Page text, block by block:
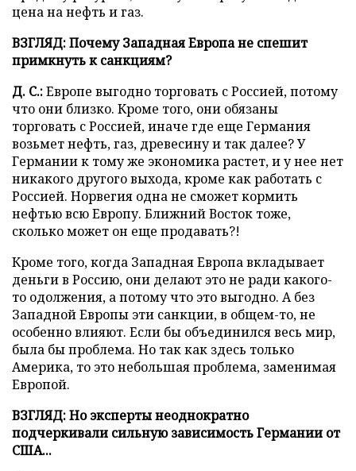
цена на нефть и газ.
ВЗГЛЯД: Почему Западная Европа не спешит
примкнуть к санкциям?
Д. С.:Европе выгодно торговать с Россией, потому
что они близко. Кроме того, они обязаны
торговать с Россией, иначе где еще Германия
возьмет нефть, газ, древесину и так далее? У
Германии к тому же экономика растет, и у нее нет
никакого другого выхода, кроме как работать с
Россией. Норвегия одна не сможет кормить
нефтью всю Европу. Ближний Восток тоже,
сколько может он еще продавать?!
Кроме того, когда Западная Европа вкладывает
деньги в Россию, они делают это не ради какого-
то одолжения, а потому что это выгодно. А без
Западной Европы эти санкции, в общем-то, не
особенно влияют. Если бы объединился весь мир,
была бы проблема. Но так как здесь только
Америка, то это небольшая проблема, заменимая
Европой.
ВЗГЛЯД: Но эксперты неоднократно
подчеркивали сильную зависимость Германии от
США...